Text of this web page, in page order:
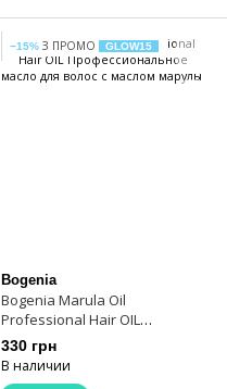
−15% З ПРОМО GLOW15
Bogenia
Bogenia Marula Oil
Professional Hair OIL
Профессиональное масло для
волос с маслом марулы
330 грн
В наличии